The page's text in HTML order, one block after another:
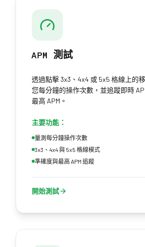
APM 測試
透過點擊 3x3、4x4 或 5x5 格線上的
您每分鐘的操作次數，並追蹤即時
最高 APM。
主要功能：
量測每分鐘操作次數
3x3、4x4 與 5x5 格線模式
準確度與最高 APM 追蹤
開始測試